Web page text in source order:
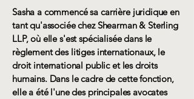
Sasha a commencé sa carrière juridique en
tant qu'associée chez Shearman & Sterling
LLP, où elle s'est spécialisée dans le
règlement des litiges internationaux, le
droit international public et les droits
humains. Dans le cadre de cette fonction,
elle a été l'une des principales avocates